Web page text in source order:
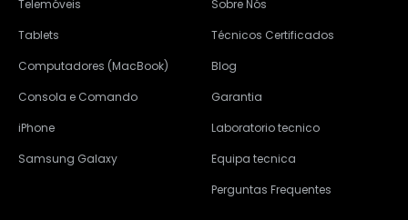
Telemóveis
Tablets
Computadores (MacBook)
Consola e Comando
iPhone
Samsung Galaxy
Sobre Nós
Técnicos Certificados
Blog
Garantia
Laboratorio tecnico
Equipa tecnica
Perguntas Frequentes